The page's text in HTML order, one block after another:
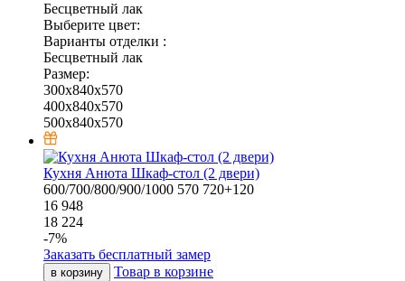
Бесцветный лак
Выберите цвет:
Варианты отделки :
Бесцветный лак
Размер:
300x840x570
400x840x570
500x840x570
Кухня Анюта Шкаф-стол (2 двери)
600/700/800/900/1000 570 720+120
16 948
18 224
-7%
Заказать бесплатный замер
в корзину Товар в корзине